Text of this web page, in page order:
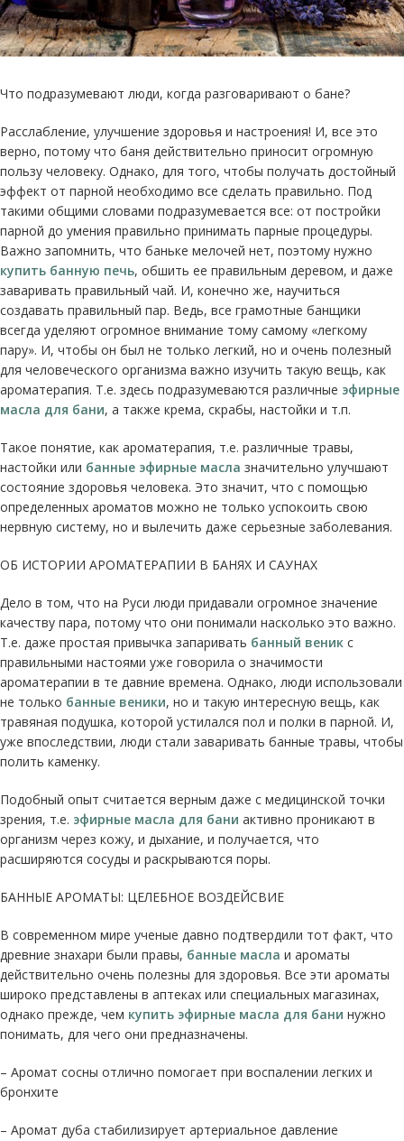
Что подразумевают люди, когда разговаривают о бане?
Расслабление, улучшение здоровья и настроения! И, все это
верно, потому что баня действительно приносит огромную
пользу человеку. Однако, для того, чтобы получать достойный
эффект от парной необходимо все сделать правильно. Под
такими общими словами подразумевается все: от постройки
парной до умения правильно принимать парные процедуры.
Важно запомнить, что баньке мелочей нет, поэтому нужно
купить банную печь, обшить ее правильным деревом, и даже
заваривать правильный чай. И, конечно же, научиться
создавать правильный пар. Ведь, все грамотные банщики
всегда уделяют огромное внимание тому самому «легкому
пару». И, чтобы он был не только легкий, но и очень полезный
для человеческого организма важно изучить такую вещь, как
ароматерапия. Т.е. здесь подразумеваются различные эфирные
масла для бани, а также крема, скрабы, настойки и т.п.
Такое понятие, как ароматерапия, т.е. различные травы,
настойки или банные эфирные масла значительно улучшают
состояние здоровья человека. Это значит, что с помощью
определенных ароматов можно не только успокоить свою
нервную систему, но и вылечить даже серьезные заболевания.
ОБ ИСТОРИИ АРОМАТЕРАПИИ В БАНЯХ И САУНАХ
Дело в том, что на Руси люди придавали огромное значение
качеству пара, потому что они понимали насколько это важно.
Т.е. даже простая привычка запаривать банный веник с
правильными настоями уже говорила о значимости
ароматерапии в те давние времена. Однако, люди использовали
не только банные веники, но и такую интересную вещь, как
травяная подушка, которой устилался пол и полки в парной. И,
уже впоследствии, люди стали заваривать банные травы, чтобы
полить каменку.
Подобный опыт считается верным даже с медицинской точки
зрения, т.е. эфирные масла для бани активно проникают в
организм через кожу, и дыхание, и получается, что
расширяются сосуды и раскрываются поры.
БАННЫЕ АРОМАТЫ: ЦЕЛЕБНОЕ ВОЗДЕЙСВИЕ
В современном мире ученые давно подтвердили тот факт, что
древние знахари были правы, банные масла и ароматы
действительно очень полезны для здоровья. Все эти ароматы
широко представлены в аптеках или специальных магазинах,
однако прежде, чем купить эфирные масла для бани нужно
понимать, для чего они предназначены.
– Аромат сосны отлично помогает при воспалении легких и
бронхите
– Аромат дуба стабилизирует артериальное давление